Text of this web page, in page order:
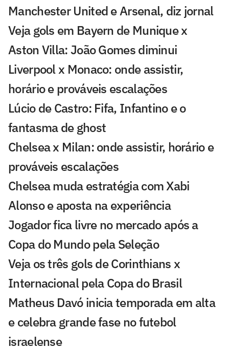
Manchester United e Arsenal, diz jornal
Veja gols em Bayern de Munique x
Aston Villa: João Gomes diminui
Liverpool x Monaco: onde assistir,
horário e prováveis escalações
Lúcio de Castro: Fifa, Infantino e o
fantasma de ghost
Chelsea x Milan: onde assistir, horário e
prováveis escalações
Chelsea muda estratégia com Xabi
Alonso e aposta na experiência
Jogador fica livre no mercado após a
Copa do Mundo pela Seleção
Veja os três gols de Corinthians x
Internacional pela Copa do Brasil
Matheus Davó inicia temporada em alta
e celebra grande fase no futebol
israelense